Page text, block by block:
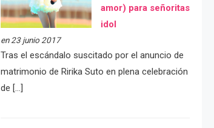
amor) para señoritas
idol
en 23 junio 2017
Tras el escándalo suscitado por el anuncio de
matrimonio de Ririka Suto en plena celebración
de […]